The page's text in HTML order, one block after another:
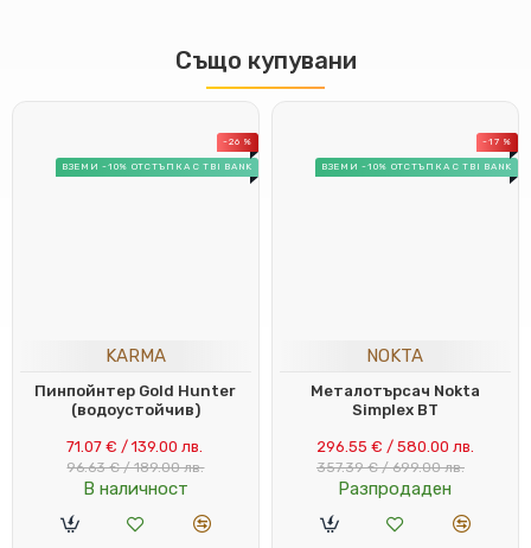
Също купувани
ВЗЕМИ -10% ОТСТЪПКА С TBI BANK
-26 %
KARMA
Пинпойнтер Gold Hunter
(водоустойчив)
71.07 € / 139.00 лв.
96.63 € / 189.00 лв.
В наличност
ВЗЕМИ -10% ОТСТЪПКА С TBI BANK
-17 %
NOKTA
Металотърсач Nokta
Simplex BT
296.55 € / 580.00 лв.
357.39 € / 699.00 лв.
Разпродаден